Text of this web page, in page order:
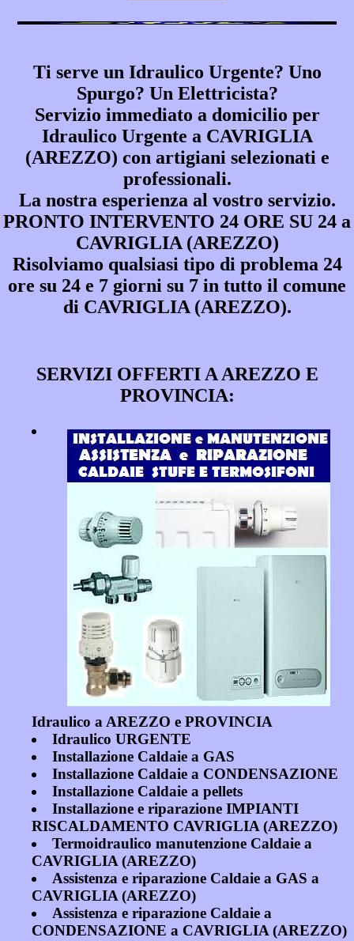
Ti serve un Idraulico Urgente? Uno
Spurgo? Un Elettricista?
Servizio immediato a domicilio per
Idraulico Urgente a CAVRIGLIA
(AREZZO) con artigiani selezionati e
professionali.
La nostra esperienza al vostro servizio.
PRONTO INTERVENTO 24 ORE SU 24 a
CAVRIGLIA (AREZZO)
Risolviamo qualsiasi tipo di problema 24
ore su 24 e 7 giorni su 7 in tutto il comune
di CAVRIGLIA (AREZZO).
SERVIZI OFFERTI A AREZZO E
PROVINCIA:
Idraulico a AREZZO e PROVINCIA
Idraulico URGENTE
Installazione Caldaie a GAS
Installazione Caldaie a CONDENSAZIONE
Installazione Caldaie a pellets
Installazione e riparazione IMPIANTI
RISCALDAMENTO CAVRIGLIA (AREZZO)
Termoidraulico manutenzione Caldaie a
CAVRIGLIA (AREZZO)
Assistenza e riparazione Caldaie a GAS a
CAVRIGLIA (AREZZO)
Assistenza e riparazione Caldaie a
CONDENSAZIONE a CAVRIGLIA (AREZZO)